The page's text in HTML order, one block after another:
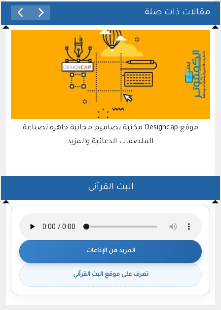
مقالات ذات صلة
موقع Designcap مكتبة تصاميم مجانية جاهزة لصناعة
الملصقات الدعائية والمزيد
البث القرآني
المزيد من الإذاعات
تعرف على موقع البث القرآني